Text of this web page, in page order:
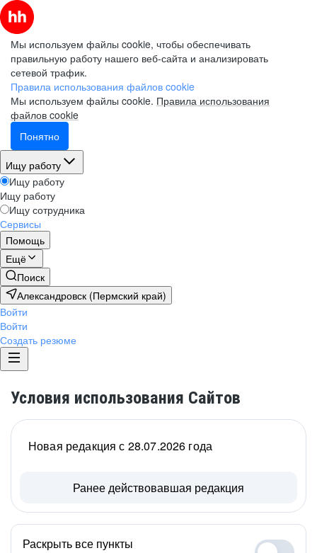
Мы используем файлы cookie, чтобы обеспечивать
правильную работу нашего веб-сайта и анализировать
сетевой трафик.
Правила использования файлов cookie
Мы используем файлы cookie. Правила использования
файлов cookie
Понятно
Ищу работу
Ищу работу
Ищу работу
Ищу сотрудника
Сервисы
Помощь
Ещё
Поиск
Александровск (Пермский край)
Войти
Войти
Создать резюме
Условия использования Сайтов
Новая редакция с 28.07.2026 года
Ранее действовавшая редакция
Раскрыть все пункты